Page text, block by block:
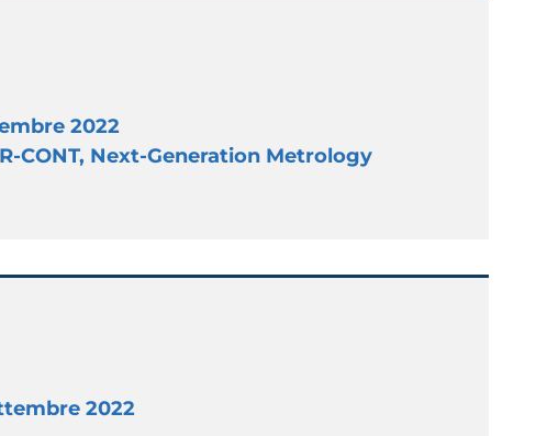
2022
CONT, Next-Generation Metrology
2022